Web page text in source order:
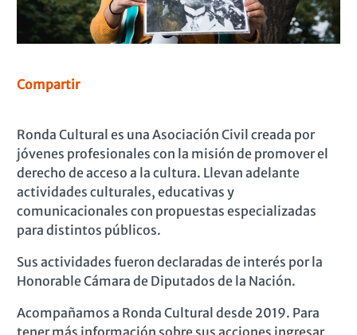
Compartir
Ronda Cultural es una Asociación Civil creada por
jóvenes profesionales con la misión de promover el
derecho de acceso a la cultura. Llevan adelante
actividades culturales, educativas y
comunicacionales con propuestas especializadas
para distintos públicos.
Sus actividades fueron declaradas de interés por la
Honorable Cámara de Diputados de la Nación.
Acompañamos a Ronda Cultural desde 2019. Para
tener más información sobre sus acciones ingresar